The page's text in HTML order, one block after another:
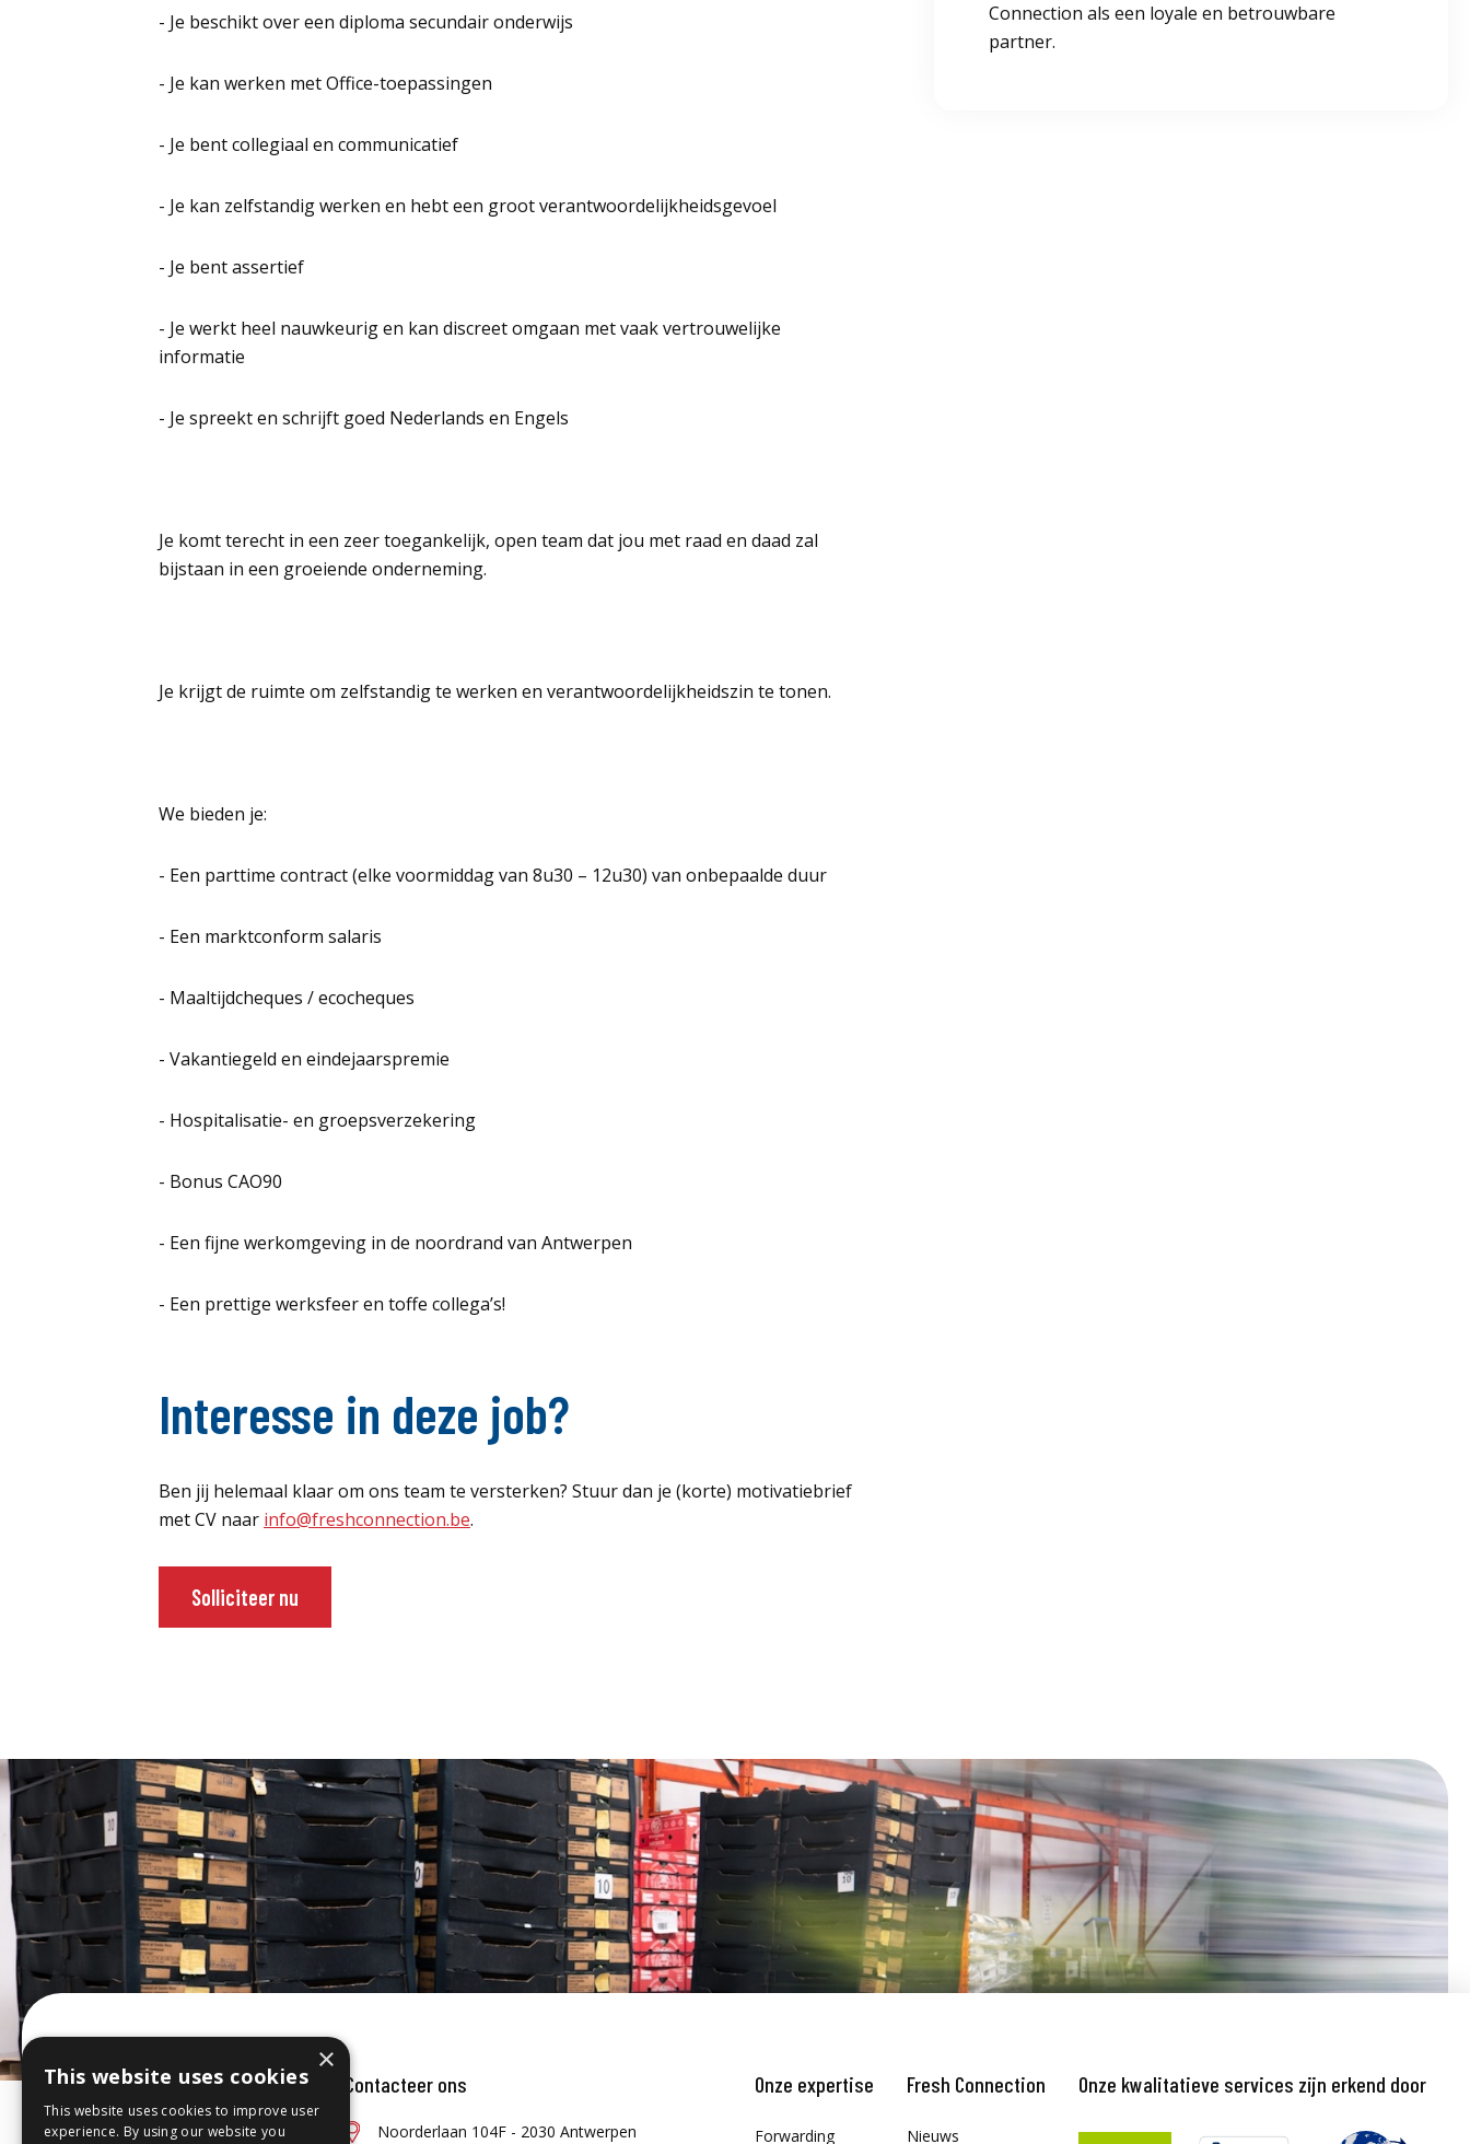
- Je beschikt over een diploma secundair onderwijs
- Je kan werken met Office-toepassingen
- Je bent collegiaal en communicatief
- Je kan zelfstandig werken en hebt een groot verantwoordelijkheidsgevoel
- Je bent assertief
- Je werkt heel nauwkeurig en kan discreet omgaan met vaak vertrouwelijke
informatie
- Je spreekt en schrijft goed Nederlands en Engels
Je komt terecht in een zeer toegankelijk, open team dat jou met raad en daad zal
bijstaan in een groeiende onderneming.
Je krijgt de ruimte om zelfstandig te werken en verantwoordelijkheidszin te tonen.
We bieden je:
- Een parttime contract (elke voormiddag van 8u30 – 12u30) van onbepaalde duur
- Een marktconform salaris
- Maaltijdcheques / ecocheques
- Vakantiegeld en eindejaarspremie
- Hospitalisatie- en groepsverzekering
- Bonus CAO90
- Een fijne werkomgeving in de noordrand van Antwerpen
- Een prettige werksfeer en toffe collega’s!
Interesse in deze job?
Ben jij helemaal klaar om ons team te versterken? Stuur dan je (korte) motivatiebrief
met CV naar info@freshconnection.be.
Solliciteer nu
Connection als een loyale en betrouwbare
partner.
Contacteer ons
Noorderlaan 104F - 2030 Antwerpen
Onze expertise
Forwarding
Fresh Connection
Nieuws
Onze kwalitatieve services zijn erkend door
×
This website uses cookies
This website uses cookies to improve user
experience. By using our website you